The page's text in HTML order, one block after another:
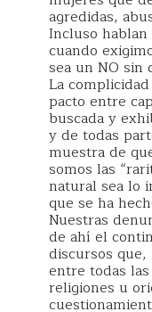
agredidas,
Incluso
cuando
sea un NO sin
La
pacto entre
buscada y
y de todas
muestra de
somos las
natural sea lo
que se ha
Nuestras
de ahí el
discursos
entre todas
religiones u